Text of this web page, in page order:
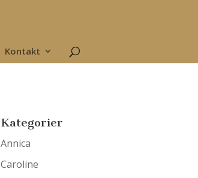
Kontakt
Kategorier
Annica
Caroline